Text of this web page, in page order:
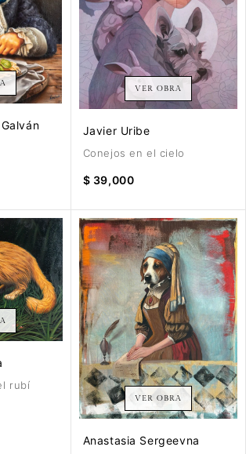
VER OBRA
Javier Uribe
Conejos en el cielo
$ 39,000
rubí
VER OBRA
Anastasia Sergeevna